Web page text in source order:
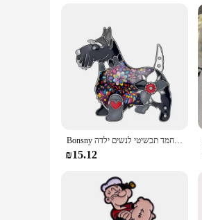
Bonsny אמייל סגסוגת פרחוני סקוטי כלב סיכות פין בגדי צעיף בעלי החיים חיות מחמד תכשיטי לנשים ילדה Teen חדש קישוטי מתנה
₪15.12